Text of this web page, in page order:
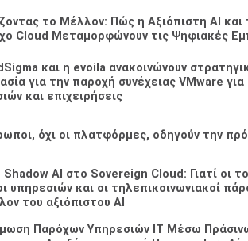
το Μέλλον: Πώς η Αξιόπιστη AI και
Cloud Μεταμορφώνουν τις Ψηφιακές
και η evoila ανακοινώνουν
για την παροχή συνέχειας VMware
και επιχειρήσεις
όχι οι πλατφόρμες, οδηγούν την
AI στο Sovereign Cloud: Γιατί οι
υπηρεσιών και οι τηλεπικοινωνιακοί
του αξιόπιστου AI
Παρόχων Υπηρεσιών IT Μέσω